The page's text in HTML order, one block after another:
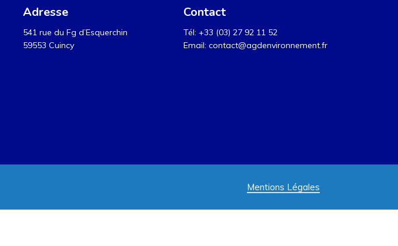
Adresse
541 rue du Fg d’Esquerchin
59553 Cuincy
Contact
Tél: +33 (03) 27 92 11 52
Email: contact@agdenvironnement.fr
Mentions Légales